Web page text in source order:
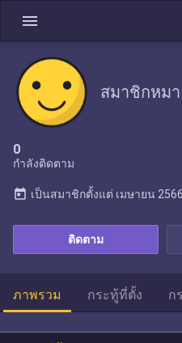
menu
สมาชิกหมา
0
กำลังติดตาม
ติดตาม
today เป็นสมาชิกตั้งแต่ เมษายน 2566
ภาพรวม กระทู้ที่ตั้ง ก